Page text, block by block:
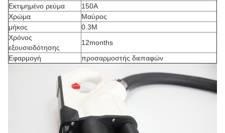
Εκτιμημένο ρεύμα
150A
Χρώμα
Μαύρος
μήκος
0.3M
Χρόνος
εξουσιοδότησης
12months
Εφαρμογή
προσαρμοστής διεπαφών